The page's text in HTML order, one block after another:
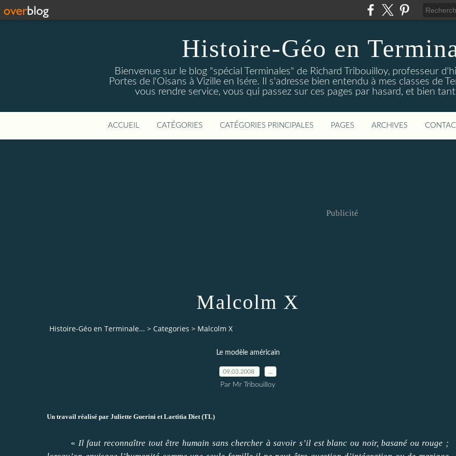
Histoire-Géo en
Bienvenue sur le blog "spécial Terminales" de Richard Tribouilloy, professeur
Portes de l'Oisans à Vizille en Isére. Il s'adresse bien entendu à mes classes de
vous rendre service, vous qui passez sur ces pages par hasard, et bien
ACCUEIL CATÉGORIES CATÉGORIES PRINCIPALES PAGES ARCHIVES
Publicité
Malcolm X
Histoire-Géo en Terminale... > Categories > Malcolm X
Le modèle américain
09.03.2008
Par Mr Tribouilloy
Un travail réalisé par Juliette Guerini et Laetitia Diet (TL)
« Il faut reconnaître tout être humain sans chercher à savoir s’il est blanc ou noir, basané ou rouge ;